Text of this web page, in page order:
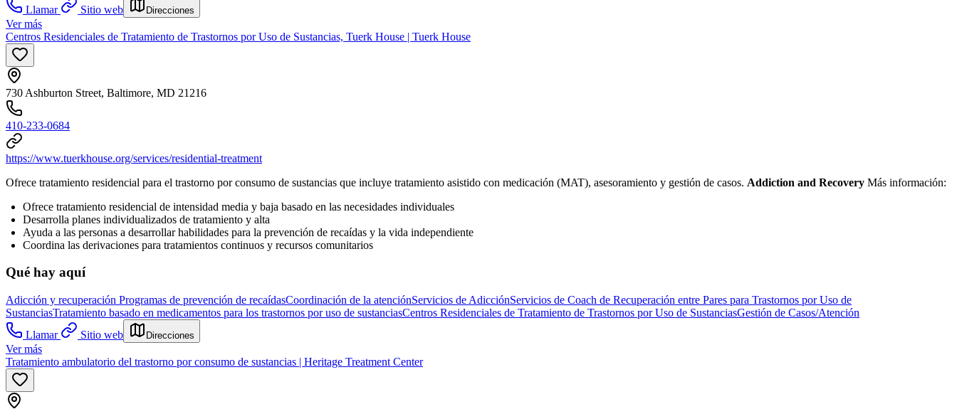
Llamar
Sitio web Direcciones
Ver más
Centros Residenciales de Tratamiento de Trastornos por Uso de Sustancias, Tuerk House | Tuerk House
730 Ashburton Street, Baltimore, MD 21216
410-233-0684
https://www.tuerkhouse.org/services/residential-treatment
Ofrece tratamiento residencial para el trastorno por consumo de sustancias que incluye tratamiento asistido con medicación (MAT), asesoramiento y gestión de casos. Addiction and Recovery Más información:
Ofrece tratamiento residencial de intensidad media y baja basado en las necesidades individuales
Desarrolla planes individualizados de tratamiento y alta
Ayuda a las personas a desarrollar habilidades para la prevención de recaídas y la vida independiente
Coordina las derivaciones para tratamientos continuos y recursos comunitarios
Qué hay aquí
Adicción y recuperación Programas de prevención de recaídasCoordinación de la atenciónServicios de AdicciónServicios de Coach de Recuperación entre Pares para Trastornos por Uso de
SustanciasTratamiento basado en medicamentos para los trastornos por uso de sustanciasCentros Residenciales de Tratamiento de Trastornos por Uso de SustanciasGestión de Casos/Atención
Llamar
Sitio web Direcciones
Ver más
Tratamiento ambulatorio del trastorno por consumo de sustancias | Heritage Treatment Center